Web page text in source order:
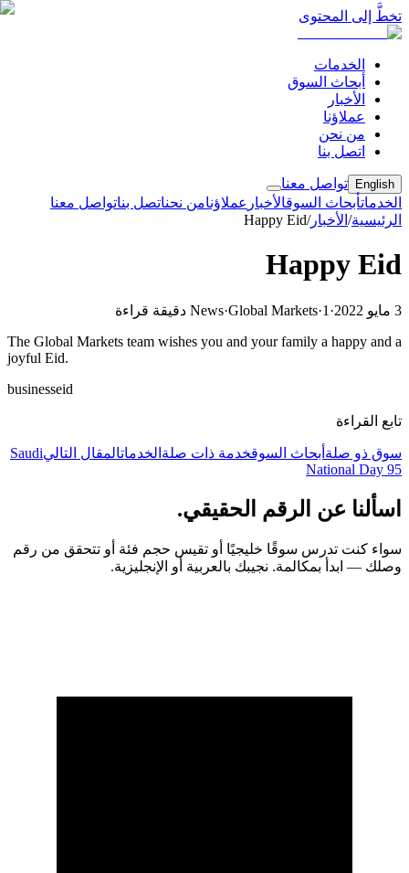
تخطَّ إلى المحتوى
الخدمات
أبحاث السوق
الأخبار
عملاؤنا
من نحن
اتصل بنا
English
تواصل معنا
الخدماتأبحاث السوقالأخبار عملاؤنامن نحناتصل بناتواصل معنا
الرئيسية/ الأخبار/
Happy Eid
Happy Eid
3 مايو 2022 ·
News·Global Markets·1 دقيقة قراءة
The Global Markets team wishes you and your family a happy and a
joyful Eid.
businesseid
تابع القراءة
سوق ذو صلة أبحاث السوقخدمة ذات صلة الخدماتالمقال التاليSaudi
National Day 95
اسألنا عن الرقم الحقيقي.
سواء كنت تدرس سوقًا خليجيًا أو تقيس حجم فئة أو تتحقق من رقم
وصلك — ابدأ بمكالمة. نجيبك بالعربية أو الإنجليزية.